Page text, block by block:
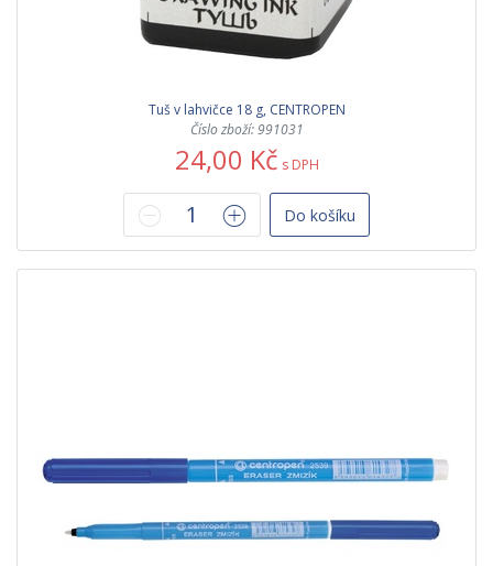
Tuš v lahvičce 18 g, CENTROPEN
Číslo zboží: 991031
24,00 Kč s DPH
Do košíku